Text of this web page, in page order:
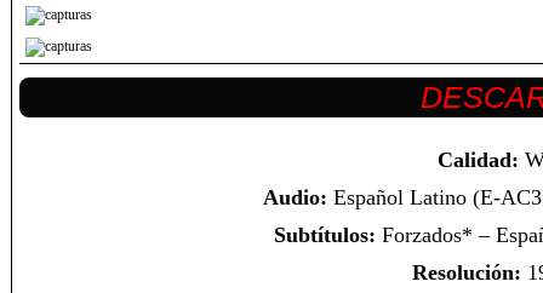
Calidad:
Audio: Español Latino (E-
Subtítulos: Forzados* –
Resolución: